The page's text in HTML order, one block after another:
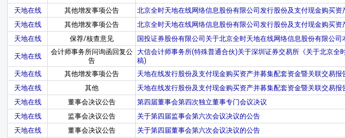
天地在线
其他增发事项公告 北京全时天地在线网络信息股份有限公司发行股份及支付现金购买
天地在线
其他增发事项公告 北京全时天地在线网络信息股份有限公司发行股份及支付现金购买
天地在线
保荐/核查意见 国投证券股份有限公司关于北京全时天地在线网络信息股份有限公
天地在线
会计师事务所问询函回复公
告
大信会计师事务所(特殊普通合伙)关于深圳证券交易所《关于北京
稿)
天地在线 其他增发事项公告 天地在线发行股份及支付现金购买资产并募集配套资金暨关联交易报
天地在线
其他 天地在线发行股份及支付现金购买资产并募集配套资金暨关联交易
天地在线
董事会决议公告 第四届董事会第四次独立董事专门会议决议
天地在线
监事会决议公告 关于第四届监事会第六次会议决议的公告
天地在线
董事会决议公告 关于第四届董事会第六次会议决议的公告